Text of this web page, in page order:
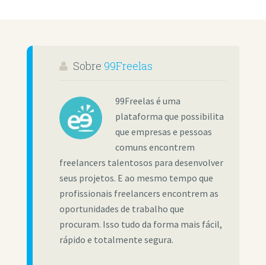
Sobre 99Freelas
99Freelas é uma
plataforma que possibilita
que empresas e pessoas
comuns encontrem
freelancers talentosos para desenvolver
seus projetos. E ao mesmo tempo que
profissionais freelancers encontrem as
oportunidades de trabalho que
procuram. Isso tudo da forma mais fácil,
rápido e totalmente segura.